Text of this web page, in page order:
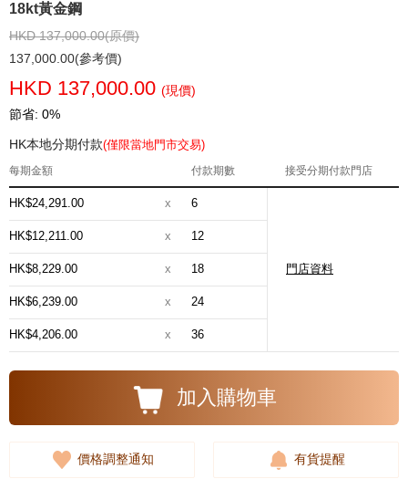
18kt黃金鋼
HKD 137,000.00(原價)
137,000.00(參考價)
HKD 137,000.00 (現價)
節省: 0%
HK本地分期付款(僅限當地門市交易)
每期金額 付款期數 接受分期付款門店
HK$24,291.00 x 6
門店資料
HK$12,211.00 x 12
HK$8,229.00 x 18
HK$6,239.00 x 24
HK$4,206.00 x 36
加入購物車
價格調整通知 有貨提醒